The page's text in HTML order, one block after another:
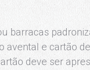
barracas
avental e cartão
deve ser